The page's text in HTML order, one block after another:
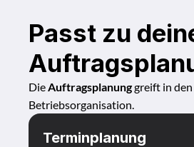
Passt zu
Die Auftragsplanung greift in
Betriebsorganisation.
Terminplanung